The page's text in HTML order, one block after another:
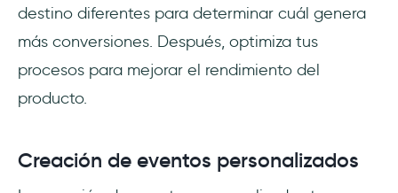
destino diferentes para determinar cuál genera
más conversiones. Después, optimiza tus
procesos para mejorar el rendimiento del
producto.
Creación de eventos personalizados